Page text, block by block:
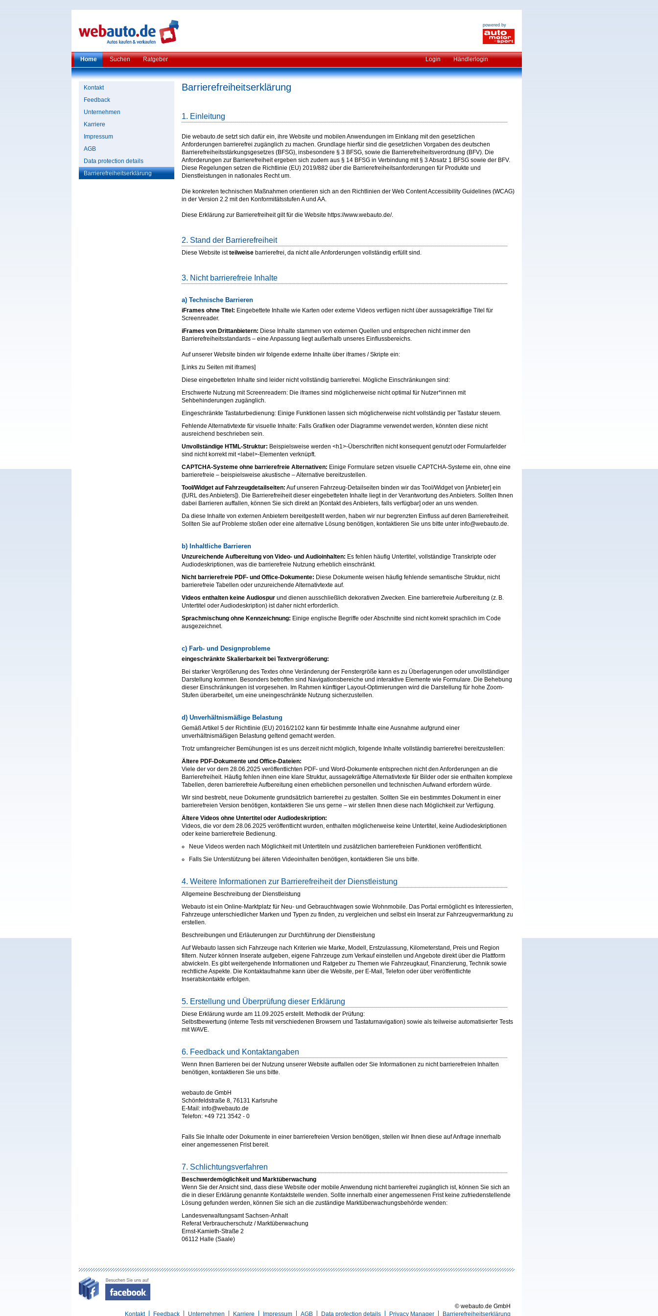
powered by
Home Suchen Ratgeber Login Händlerlogin
Kontakt
Feedback
Unternehmen
Karriere
Impressum
AGB
Data protection details
Barrierefreiheitserklärung
Barrierefreiheitserklärung
1. Einleitung
Die webauto.de setzt sich dafür ein, ihre Website und mobilen Anwendungen im Einklang mit den gesetzlichen
Anforderungen barrierefrei zugänglich zu machen. Grundlage hierfür sind die gesetzlichen Vorgaben des deutschen
Barrierefreiheitsstärkungsgesetzes (BFSG), insbesondere § 3 BFSG, sowie die Barrierefreiheitsverordnung (BFV). Die
Anforderungen zur Barrierefreiheit ergeben sich zudem aus § 14 BFSG in Verbindung mit § 3 Absatz 1 BFSG sowie der BFV.
Diese Regelungen setzen die Richtlinie (EU) 2019/882 über die Barrierefreiheitsanforderungen für Produkte und
Dienstleistungen in nationales Recht um.
Die konkreten technischen Maßnahmen orientieren sich an den Richtlinien der Web Content Accessibility Guidelines (WCAG)
in der Version 2.2 mit den Konformitätsstufen A und AA.
Diese Erklärung zur Barrierefreiheit gilt für die Website https://www.webauto.de/.
2. Stand der Barrierefreiheit
Diese Website istteilweise barrierefrei, da nicht alle Anforderungen vollständig erfüllt sind.
3. Nicht barrierefreie Inhalte
a) Technische Barrieren
iFrames ohne Titel: Eingebettete Inhalte wie Karten oder externe Videos verfügen nicht über aussagekräftige Titel für
Screenreader.
iFrames von Drittanbietern: Diese Inhalte stammen von externen Quellen und entsprechen nicht immer den
Barrierefreiheitsstandards – eine Anpassung liegt außerhalb unseres Einflussbereichs.
Auf unserer Website binden wir folgende externe Inhalte über iframes / Skripte ein:
[Links zu Seiten mit iframes]
Diese eingebetteten Inhalte sind leider nicht vollständig barrierefrei. Mögliche Einschränkungen sind:
Erschwerte Nutzung mit Screenreadern: Die iframes sind möglicherweise nicht optimal für Nutzer*innen mit
Sehbehinderungen zugänglich.
Eingeschränkte Tastaturbedienung: Einige Funktionen lassen sich möglicherweise nicht vollständig per Tastatur steuern.
Fehlende Alternativtexte für visuelle Inhalte: Falls Grafiken oder Diagramme verwendet werden, könnten diese nicht
ausreichend beschrieben sein.
Unvollständige HTML-Struktur: Beispielsweise werden <h1>-Überschriften nicht konsequent genutzt oder Formularfelder
sind nicht korrekt mit <label>-Elementen verknüpft.
CAPTCHA-Systeme ohne barrierefreie Alternativen: Einige Formulare setzen visuelle CAPTCHA-Systeme ein, ohne eine
barrierefreie – beispielsweise akustische – Alternative bereitzustellen.
Tool/Widget auf Fahrzeugdetailseiten: Auf unseren Fahrzeug-Detailseiten binden wir das Tool/Widget von [Anbieter] ein
([URL des Anbieters]). Die Barrierefreiheit dieser eingebetteten Inhalte liegt in der Verantwortung des Anbieters. Sollten Ihnen
dabei Barrieren auffallen, können Sie sich direkt an [Kontakt des Anbieters, falls verfügbar] oder an uns wenden.
Da diese Inhalte von externen Anbietern bereitgestellt werden, haben wir nur begrenzten Einfluss auf deren Barrierefreiheit.
Sollten Sie auf Probleme stoßen oder eine alternative Lösung benötigen, kontaktieren Sie uns bitte unter info@webauto.de.
b) Inhaltliche Barrieren
Unzureichende Aufbereitung von Video- und Audioinhalten: Es fehlen häufig Untertitel, vollständige Transkripte oder
Audiodeskriptionen, was die barrierefreie Nutzung erheblich einschränkt.
Nicht barrierefreie PDF- und Office-Dokumente: Diese Dokumente weisen häufig fehlende semantische Struktur, nicht
barrierefreie Tabellen oder unzureichende Alternativtexte auf.
Videos enthalten keine Audiospur und dienen ausschließlich dekorativen Zwecken. Eine barrierefreie Aufbereitung (z. B.
Untertitel oder Audiodeskription) ist daher nicht erforderlich.
Sprachmischung ohne Kennzeichnung: Einige englische Begriffe oder Abschnitte sind nicht korrekt sprachlich im Code
ausgezeichnet.
c) Farb- und Designprobleme
eingeschränkte Skalierbarkeit bei Textvergrößerung:
Bei starker Vergrößerung des Textes ohne Veränderung der Fenstergröße kann es zu Überlagerungen oder unvollständiger
Darstellung kommen. Besonders betroffen sind Navigationsbereiche und interaktive Elemente wie Formulare. Die Behebung
dieser Einschränkungen ist vorgesehen. Im Rahmen künftiger Layout-Optimierungen wird die Darstellung für hohe Zoom-
Stufen überarbeitet, um eine uneingeschränkte Nutzung sicherzustellen.
d) Unverhältnismäßige Belastung
Gemäß Artikel 5 der Richtlinie (EU) 2016/2102 kann für bestimmte Inhalte eine Ausnahme aufgrund einer
unverhältnismäßigen Belastung geltend gemacht werden.
Trotz umfangreicher Bemühungen ist es uns derzeit nicht möglich, folgende Inhalte vollständig barrierefrei bereitzustellen:
Ältere PDF-Dokumente und Office-Dateien:
Viele der vor dem 28.06.2025 veröffentlichten PDF- und Word-Dokumente entsprechen nicht den Anforderungen an die
Barrierefreiheit. Häufig fehlen ihnen eine klare Struktur, aussagekräftige Alternativtexte für Bilder oder sie enthalten komplexe
Tabellen, deren barrierefreie Aufbereitung einen erheblichen personellen und technischen Aufwand erfordern würde.
Wir sind bestrebt, neue Dokumente grundsätzlich barrierefrei zu gestalten. Sollten Sie ein bestimmtes Dokument in einer
barrierefreien Version benötigen, kontaktieren Sie uns gerne – wir stellen Ihnen diese nach Möglichkeit zur Verfügung.
Ältere Videos ohne Untertitel oder Audiodeskription:
Videos, die vor dem 28.06.2025 veröffentlicht wurden, enthalten möglicherweise keine Untertitel, keine Audiodeskriptionen
oder keine barrierefreie Bedienung.
Neue Videos werden nach Möglichkeit mit Untertiteln und zusätzlichen barrierefreien Funktionen veröffentlicht.
Falls Sie Unterstützung bei älteren Videoinhalten benötigen, kontaktieren Sie uns bitte.
4. Weitere Informationen zur Barrierefreiheit der Dienstleistung
Allgemeine Beschreibung der Dienstleistung
Webauto ist ein Online-Marktplatz für Neu- und Gebrauchtwagen sowie Wohnmobile. Das Portal ermöglicht es Interessierten,
Fahrzeuge unterschiedlicher Marken und Typen zu finden, zu vergleichen und selbst ein Inserat zur Fahrzeugvermarktung zu
erstellen.
Beschreibungen und Erläuterungen zur Durchführung der Dienstleistung
Auf Webauto lassen sich Fahrzeuge nach Kriterien wie Marke, Modell, Erstzulassung, Kilometerstand, Preis und Region
filtern. Nutzer können Inserate aufgeben, eigene Fahrzeuge zum Verkauf einstellen und Angebote direkt über die Plattform
abwickeln. Es gibt weitergehende Informationen und Ratgeber zu Themen wie Fahrzeugkauf, Finanzierung, Technik sowie
rechtliche Aspekte. Die Kontaktaufnahme kann über die Website, per E-Mail, Telefon oder über veröffentlichte
Inseratskontakte erfolgen.
5. Erstellung und Überprüfung dieser Erklärung
Diese Erklärung wurde am 11.09.2025 erstellt. Methodik der Prüfung:
Selbstbewertung (interne Tests mit verschiedenen Browsern und Tastaturnavigation) sowie als teilweise automatisierter Tests
mit WAVE.
6. Feedback und Kontaktangaben
Wenn Ihnen Barrieren bei der Nutzung unserer Website auffallen oder Sie Informationen zu nicht barrierefreien Inhalten
benötigen, kontaktieren Sie uns bitte.
webauto.de GmbH
Schönfeldstraße 8, 76131 Karlsruhe
E-Mail: info@webauto.de
Telefon: +49 721 3542 - 0
Falls Sie Inhalte oder Dokumente in einer barrierefreien Version benötigen, stellen wir Ihnen diese auf Anfrage innerhalb
einer angemessenen Frist bereit.
7. Schlichtungsverfahren
Beschwerdemöglichkeit und Marktüberwachung
Wenn Sie der Ansicht sind, dass diese Website oder mobile Anwendung nicht barrierefrei zugänglich ist, können Sie sich an
die in dieser Erklärung genannte Kontaktstelle wenden. Sollte innerhalb einer angemessenen Frist keine zufriedenstellende
Lösung gefunden werden, können Sie sich an die zuständige Marktüberwachungsbehörde wenden:
Landesverwaltungsamt Sachsen-Anhalt
Referat Verbraucherschutz / Marktüberwachung
Ernst-Kamieth-Straße 2
06112 Halle (Saale)
© webauto.de GmbH
Kontakt
Feedback Unternehmen Karriere Impressum AGB Data protection details Privacy Manager Barrierefreiheitserklärung